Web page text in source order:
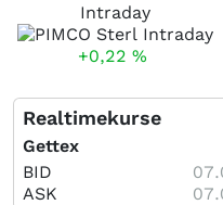
Intraday
+0,22 %
Realtimekurse
Gettex
BID
ASK